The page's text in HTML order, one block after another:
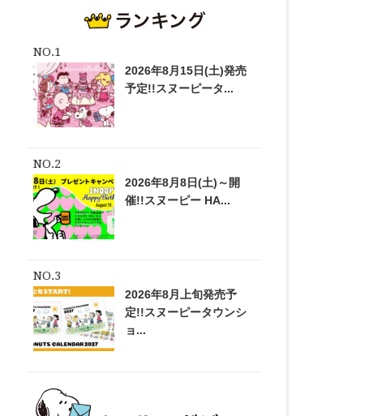
2026年8月15日(土)発売
予定!!スヌーピータ...
2026年8月8日(土)～開
催!!スヌーピー HA...
2026年8月上旬発売予
定!!スヌーピータウンシ
ョ...